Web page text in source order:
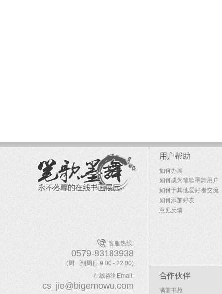
客服热线:
0579-83183938
(周一到周日 9:00 - 22:00)
在线咨询Email:
cs_jie@bigemowu.com
用户帮助
如何办展
如何成为笔歌墨舞用户
如何于其他爱好者交流
如何添加好友
意见反馈
合作伙伴
满堂书苑